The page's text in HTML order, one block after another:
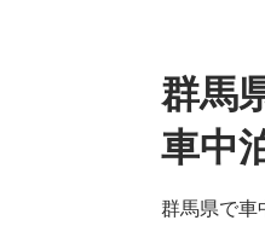
群馬
車中
群馬県で車